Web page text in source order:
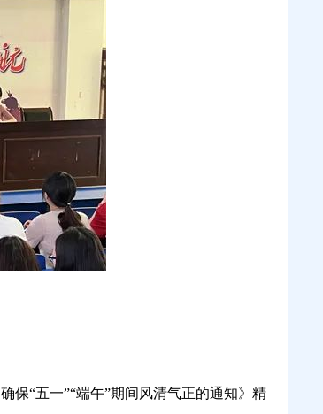
确保“五一”“端午”期间风清气正的通知》精